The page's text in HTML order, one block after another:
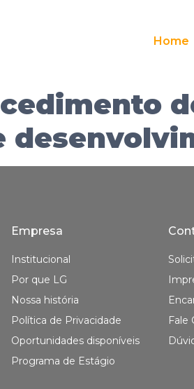
Home
Empresa
Institucional
Por que LG
Nossa história
Política de Privacidade
Oportunidades disponíveis
Programa de Estágio
Fale